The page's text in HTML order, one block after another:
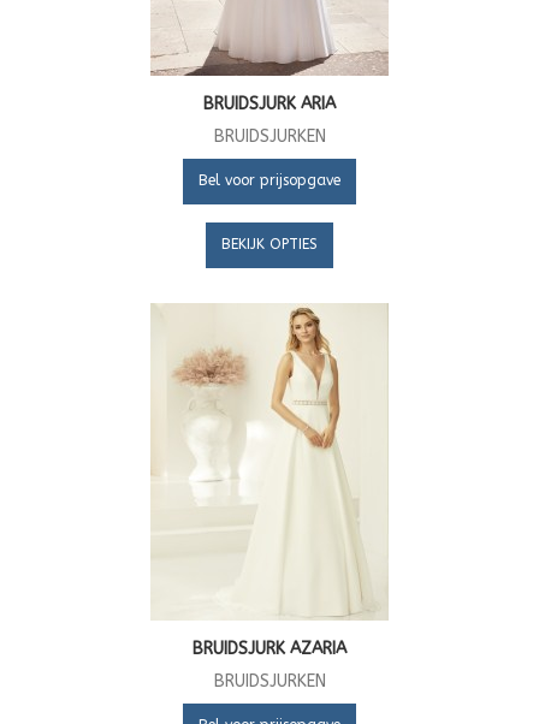
BRUIDSJURK ARIA
BRUIDSJURKEN
Bel voor prijsopgave
BEKIJK OPTIES
BRUIDSJURK AZARIA
BRUIDSJURKEN